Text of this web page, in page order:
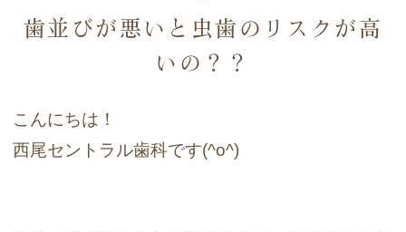
歯並びが悪いと虫歯のリスクが高
いの？？
こんにちは！
西尾セントラル歯科です(^o^)